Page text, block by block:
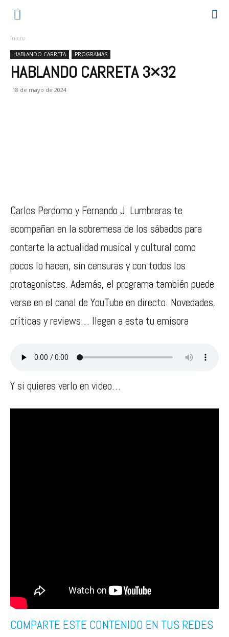
Inicio
HABLANDO CARRETA PROGRAMAS
HABLANDO CARRETA 3×32
18 de mayo de 2024
Carlos Perdomo y Fernando J. Lumbreras te
acompañan en la sobremesa de los sábados para
contarte la actualidad musical y cultural como
pocos lo hacen, sin censuras y con todos los
protagonistas. Además, el programa también puede
verse en el canal de YouTube en directo. Novedades,
críticas y reviews… llegan a esta tu emisora
Y si quieres verlo en video…
COMPARTE ESTE CONTENIDO EN TUS REDES